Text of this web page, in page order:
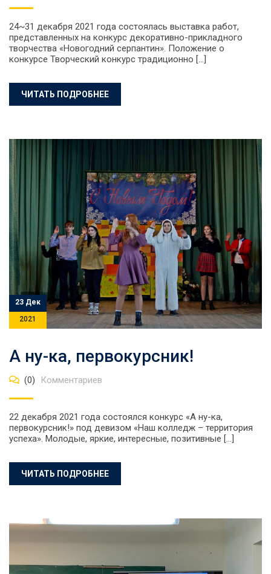
24~31 декабря 2021 года состоялась выставка работ,
представленных на конкурс декоративно-прикладного
творчества «Новогодний серпантин». Положение о
конкурсе Творческий конкурс традиционно […]
ЧИТАТЬ ПОДРОБНЕЕ
23 Дек
2021
А ну-ка, первокурсник!
(0) Комментариев
22 декабря 2021 года состоялся конкурс «А ну-ка,
первокурсник!» под девизом «Наш колледж – территория
успеха». Молодые, яркие, интересные, позитивные […]
ЧИТАТЬ ПОДРОБНЕЕ